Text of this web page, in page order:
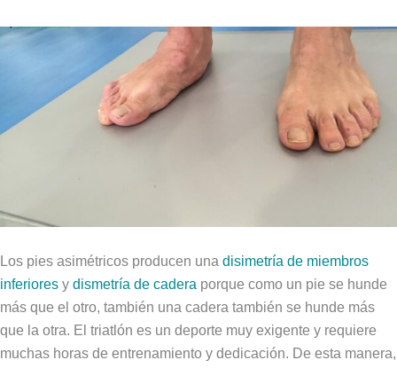
Los pies asimétricos producen una disimetría de miembros
inferiores y dismetría de cadera porque como un pie se hunde
más que el otro, también una cadera también se hunde más
que la otra. El triatlón es un deporte muy exigente y requiere
muchas horas de entrenamiento y dedicación. De esta manera,